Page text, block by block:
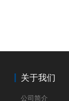
关于我们
公司简介